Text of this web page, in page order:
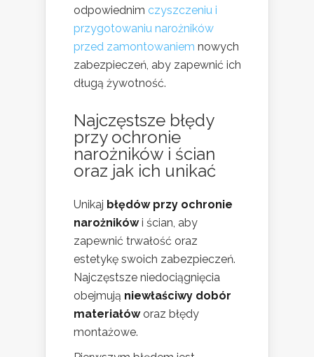
odpowiednim czyszczeniu i
przygotowaniu narożników
przed zamontowaniem nowych
zabezpieczeń, aby zapewnić ich
długą żywotność.
Najczęstsze błędy
przy ochronie
narożników i ścian
oraz jak ich unikać
Unikaj błędów przy ochronie
narożnikówi ścian, aby
zapewnić trwałość oraz
estetykę swoich zabezpieczeń.
Najczęstsze niedociągnięcia
obejmują niewłaściwy dobór
materiałóworaz błędy
montażowe.